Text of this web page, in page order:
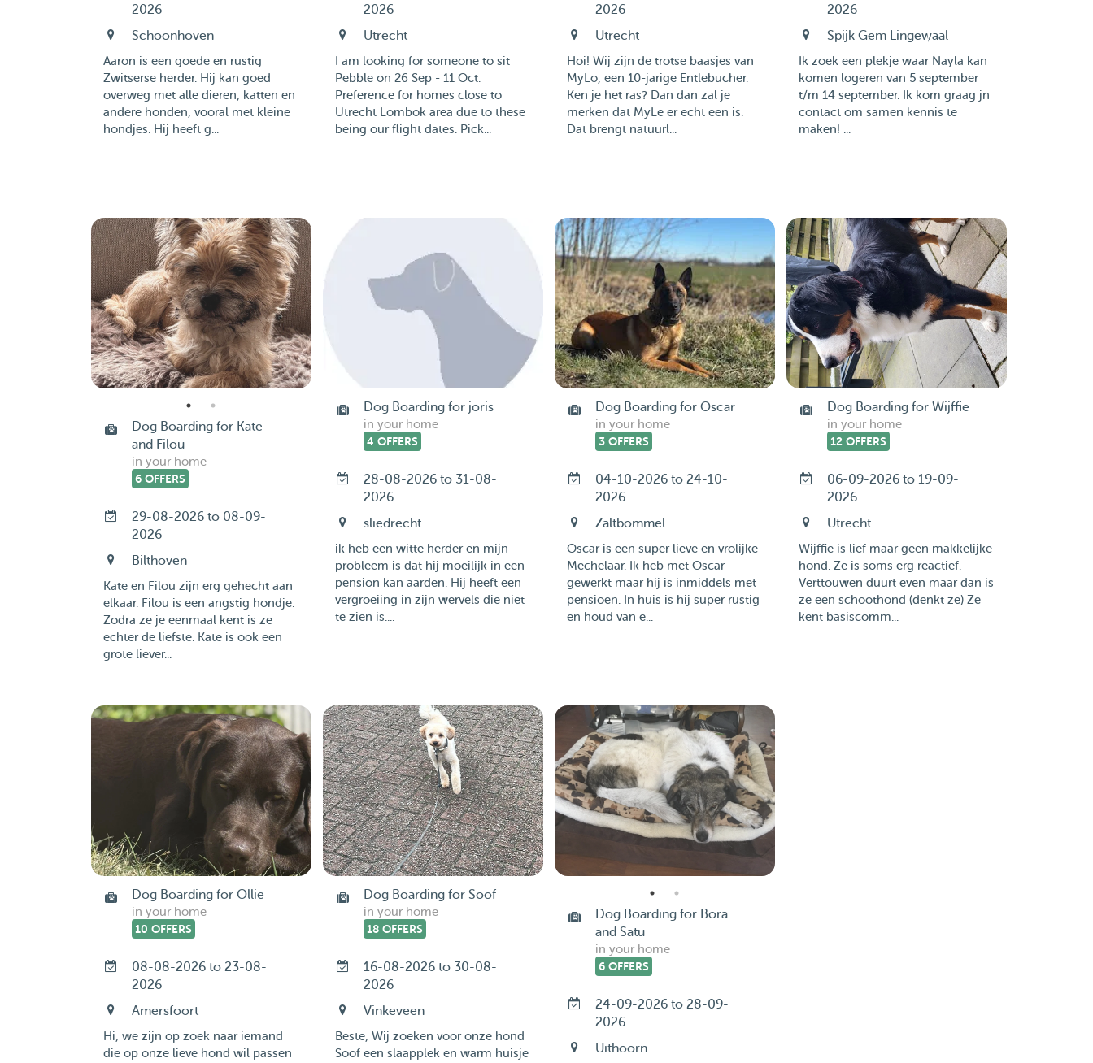
2026
Schoonhoven
Aaron is een goede en rustig
Zwitserse herder. Hij kan goed
overweg met alle dieren, katten en
andere honden, vooral met kleine
hondjes. Hij heeft g...
2026
Utrecht
I am looking for someone to sit
Pebble on 26 Sep - 11 Oct.
Preference for homes close to
Utrecht Lombok area due to these
being our flight dates. Pick...
2026
Utrecht
Hoi! Wij zijn de trotse baasjes van
MyLo, een 10-jarige Entlebucher.
Ken je het ras? Dan dan zal je
merken dat MyLe er echt een is.
Dat brengt natuurl...
2026
Spijk Gem Lingewaal
Ik zoek een plekje waar Nayla kan
komen logeren van 5 september
t/m 14 september. Ik kom graag jn
contact om samen kennis te
maken! ...
Dog Boarding for Kate
and Filou
in your home
6 OFFERS
29-08-2026 to 08-09-
2026
Bilthoven
Kate en Filou zijn erg gehecht aan
elkaar. Filou is een angstig hondje.
Zodra ze je eenmaal kent is ze
echter de liefste. Kate is ook een
grote liever...
Dog Boarding for joris
in your home
4 OFFERS
28-08-2026 to 31-08-
2026
sliedrecht
ik heb een witte herder en mijn
probleem is dat hij moeilijk in een
pension kan aarden. Hij heeft een
vergroeiing in zijn wervels die niet
te zien is....
Dog Boarding for Oscar
in your home
3 OFFERS
04-10-2026 to 24-10-
2026
Zaltbommel
Oscar is een super lieve en vrolijke
Mechelaar. Ik heb met Oscar
gewerkt maar hij is inmiddels met
pensioen. In huis is hij super rustig
en houd van e...
Dog Boarding for Wijffie
in your home
12 OFFERS
06-09-2026 to 19-09-
2026
Utrecht
Wijffie is lief maar geen makkelijke
hond. Ze is soms erg reactief.
Verttouwen duurt even maar dan is
ze een schoothond (denkt ze) Ze
kent basiscomm...
Dog Boarding for Ollie
in your home
10 OFFERS
08-08-2026 to 23-08-
2026
Amersfoort
Hi, we zijn op zoek naar iemand
die op onze lieve hond wil passen
Dog Boarding for Soof
in your home
18 OFFERS
16-08-2026 to 30-08-
2026
Vinkeveen
Beste, Wij zoeken voor onze hond
Soof een slaapplek en warm huisje
Dog Boarding for Bora
and Satu
in your home
6 OFFERS
24-09-2026 to 28-09-
2026
Uithoorn